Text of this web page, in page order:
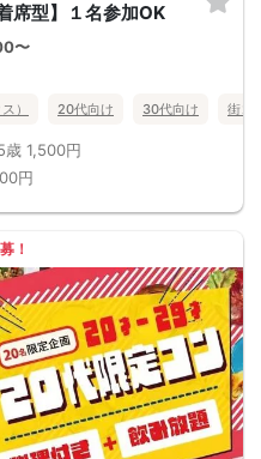
席型】１名参加OK
〜
） 20代向け 30代向け 街コ
歳 1,500円
円
！